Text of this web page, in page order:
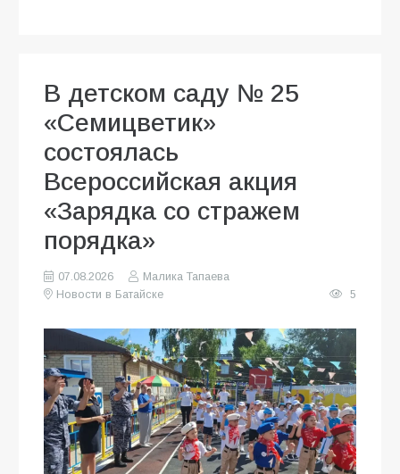
В детском саду № 25
«Семицветик»
состоялась
Всероссийская акция
«Зарядка со стражем
порядка»
07.08.2026
Малика Тапаева
Новости в Батайске
5